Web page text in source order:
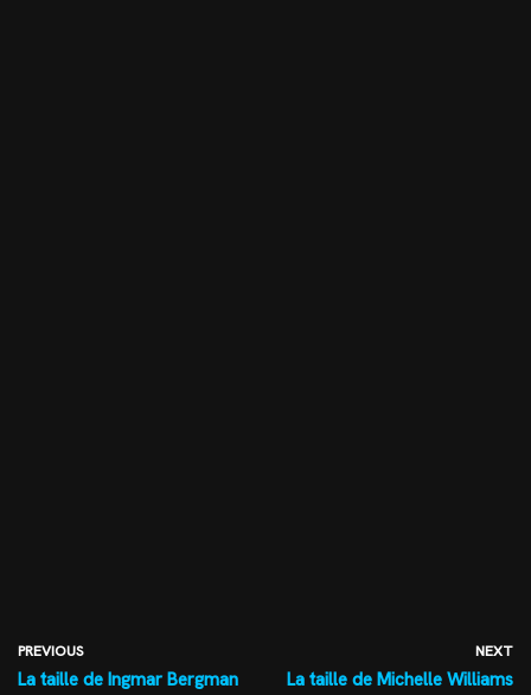
PREVIOUS
La taille de Ingmar Bergman
NEXT
La taille de Michelle Williams